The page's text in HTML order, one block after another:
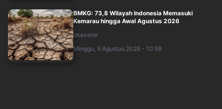
BMKG: 73,8 Wilayah Indonesia Memasuki
Kemarau hingga Awal Agustus 2026
okezone
Minggu, 9 Agustus 2026 - 10:58